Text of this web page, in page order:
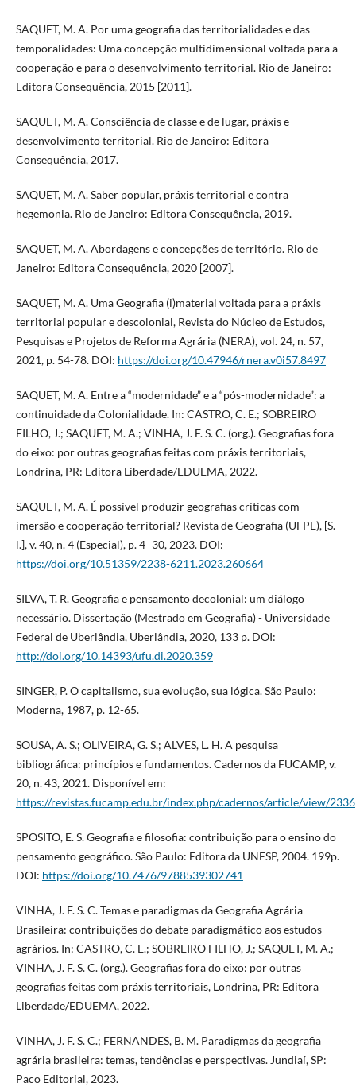
SAQUET, M. A. Por uma geografia das territorialidades e das
temporalidades: Uma concepção multidimensional voltada para a
cooperação e para o desenvolvimento territorial. Rio de Janeiro:
Editora Consequência, 2015 [2011].
SAQUET, M. A. Consciência de classe e de lugar, práxis e
desenvolvimento territorial. Rio de Janeiro: Editora
Consequência, 2017.
SAQUET, M. A. Saber popular, práxis territorial e contra
hegemonia. Rio de Janeiro: Editora Consequência, 2019.
SAQUET, M. A. Abordagens e concepções de território. Rio de
Janeiro: Editora Consequência, 2020 [2007].
SAQUET, M. A. Uma Geografia (i)material voltada para a práxis
territorial popular e descolonial, Revista do Núcleo de Estudos,
Pesquisas e Projetos de Reforma Agrária (NERA), vol. 24, n. 57,
2021, p. 54-78. DOI: https://doi.org/10.47946/rnera.v0i57.8497
SAQUET, M. A. Entre a “modernidade” e a “pós-modernidade”: a
continuidade da Colonialidade. In: CASTRO, C. E.; SOBREIRO
FILHO, J.; SAQUET, M. A.; VINHA, J. F. S. C. (org.). Geografias fora
do eixo: por outras geografias feitas com práxis territoriais,
Londrina, PR: Editora Liberdade/EDUEMA, 2022.
SAQUET, M. A. É possível produzir geografias críticas com
imersão e cooperação territorial? Revista de Geografia (UFPE), [S.
l.], v. 40, n. 4 (Especial), p. 4–30, 2023. DOI:
https://doi.org/10.51359/2238-6211.2023.260664
SILVA, T. R. Geografia e pensamento decolonial: um diálogo
necessário. Dissertação (Mestrado em Geografia) - Universidade
Federal de Uberlândia, Uberlândia, 2020, 133 p. DOI:
http://doi.org/10.14393/ufu.di.2020.359
SINGER, P. O capitalismo, sua evolução, sua lógica. São Paulo:
Moderna, 1987, p. 12-65.
SOUSA, A. S.; OLIVEIRA, G. S.; ALVES, L. H. A pesquisa
bibliográfica: princípios e fundamentos. Cadernos da FUCAMP, v.
20, n. 43, 2021. Disponível em:
https://revistas.fucamp.edu.br/index.php/cadernos/article/view/2336
SPOSITO, E. S. Geografia e filosofia: contribuição para o ensino do
pensamento geográfico. São Paulo: Editora da UNESP, 2004. 199p.
DOI: https://doi.org/10.7476/9788539302741
VINHA, J. F. S. C. Temas e paradigmas da Geografia Agrária
Brasileira: contribuições do debate paradigmático aos estudos
agrários. In: CASTRO, C. E.; SOBREIRO FILHO, J.; SAQUET, M. A.;
VINHA, J. F. S. C. (org.). Geografias fora do eixo: por outras
geografias feitas com práxis territoriais, Londrina, PR: Editora
Liberdade/EDUEMA, 2022.
VINHA, J. F. S. C.; FERNANDES, B. M. Paradigmas da geografia
agrária brasileira: temas, tendências e perspectivas. Jundiaí, SP:
Paco Editorial, 2023.